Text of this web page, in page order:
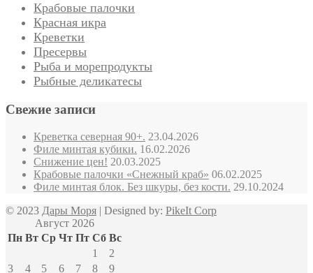
Крабовые палочки
Красная икра
Креветки
Пресервы
Рыба и морепродукты
Рыбные деликатесы
Свежие записи
Креветка северная 90+. 23.04.2026
Филе минтая кубики. 16.02.2026
Снижение цен! 20.03.2025
Крабовые палочки «Снежный краб» 06.02.2025
Филе минтая блок. Без шкуры, без кости. 29.10.2024
© 2023 Дары Моря | Designed by: PikeIt Corp
Август 2026
Пн Вт Ср Чт Пт Сб Вс
1
2
3
4 5 6 7 8 9